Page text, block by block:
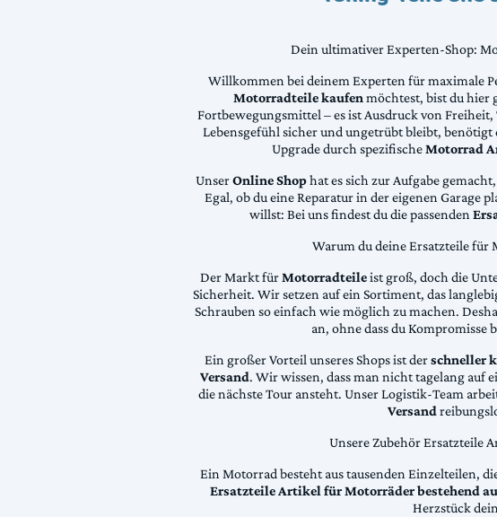
Dein ultimativer Experten-Shop:
Willkommen bei deinem Experten für maximale
Motorradteile kaufenmöchtest, bist du hier
Fortbewegungsmittel – es ist Ausdruck von
Lebensgefühl sicher und ungetrübt bleibt,
Upgrade durch spezifischeMotorrad
UnserOnline Shophat es sich zur Aufgabe
Egal, ob du eine Reparatur in der eigenen Garage
willst: Bei uns findest du die passenden
Warum du deine Ersatzteile für
Der Markt fürMotorradteileist groß, doch die
Sicherheit. Wir setzen auf ein Sortiment, das
Schrauben so einfach wie möglich zu machen.
an, ohne dass du Kompromisse
Ein großer Vorteil unseres Shops ist derschneller
Versand. Wir wissen, dass man nicht tagelang auf
die nächste Tour ansteht. Unser Logistik-Team
Versand
Unsere Zubehör Ersatzteile
Ein Motorrad besteht aus tausenden Einzelteilen,
Ersatzteile Artikel für Motorräder bestehend
Herzstück